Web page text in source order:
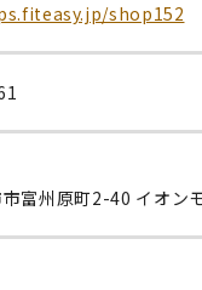
shop152
富州原町2-40 イオン